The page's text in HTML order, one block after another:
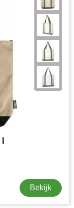
Bekijk